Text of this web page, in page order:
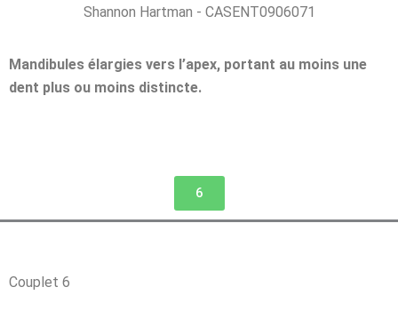
Shannon Hartman - CASENT0906071
Mandibules élargies vers l’apex, portant au moins une
dent plus ou moins distincte.
6
Couplet 6